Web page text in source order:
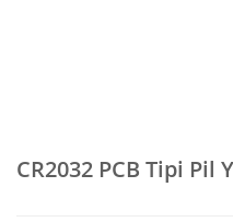
CR2032 PCB Tipi Pil